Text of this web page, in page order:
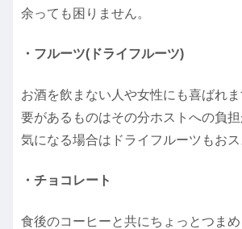
余っても困りません。
・フルーツ(ドライフルーツ)
お酒を飲まない人や女性にも喜ばれ
要があるものはその分ホストへの負
気になる場合はドライフルーツもおス
・チョコレート
食後のコーヒーと共にちょっとつま